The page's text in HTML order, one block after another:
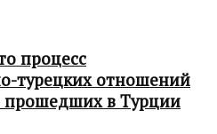
процесс
турецких отношений
прошедших в Турции